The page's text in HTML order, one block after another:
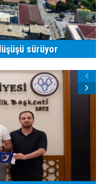
sürüyor